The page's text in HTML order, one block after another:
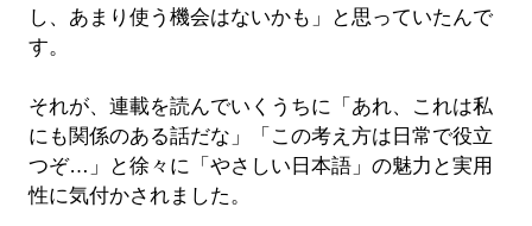
し、あまり使う機会はないかも」と思っていたんで
す。
それが、連載を読んでいくうちに「あれ、これは私
にも関係のある話だな」「この考え方は日常で役立
つぞ…」と徐々に「やさしい日本語」の魅力と実用
性に気付かされました。